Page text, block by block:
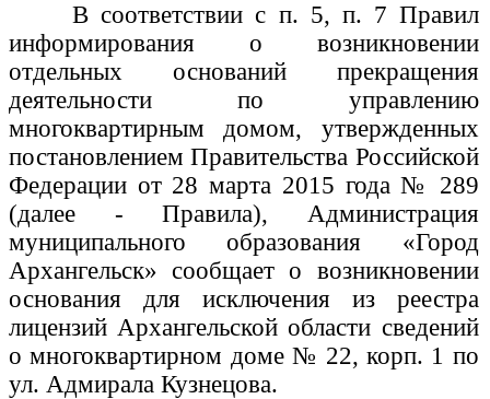
В соответствии с п. 5, п. 7 Правил
информирования о возникновении
отдельных оснований прекращения
деятельности по управлению
многоквартирным домом, утвержденных
постановлением Правительства Российской
Федерации от 28 марта 2015 года № 289
(далее - Правила), Администрация
муниципального образования «Город
Архангельск» сообщает о возникновении
основания для исключения из реестра
лицензий Архангельской области сведений
о многоквартирном доме№ 22, корп. 1 по
ул. Адмирала Кузнецова.